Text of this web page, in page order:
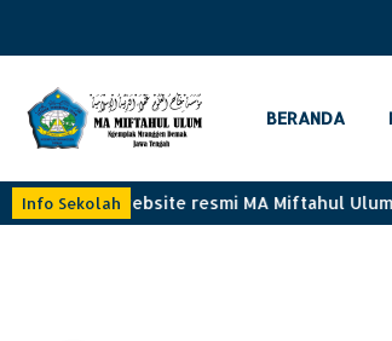
BERANDA
Info Sekolah
datang di website resmi MA Miftahul Ulum